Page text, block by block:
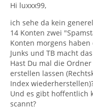
Hi luxxx99,
ich sehe da kein
14 Konten zwei
Konten morgens
Junks und TB macht
Hast Du mal die
erstellen lassen
Index
Und es gibt hoffentlich
scannt?